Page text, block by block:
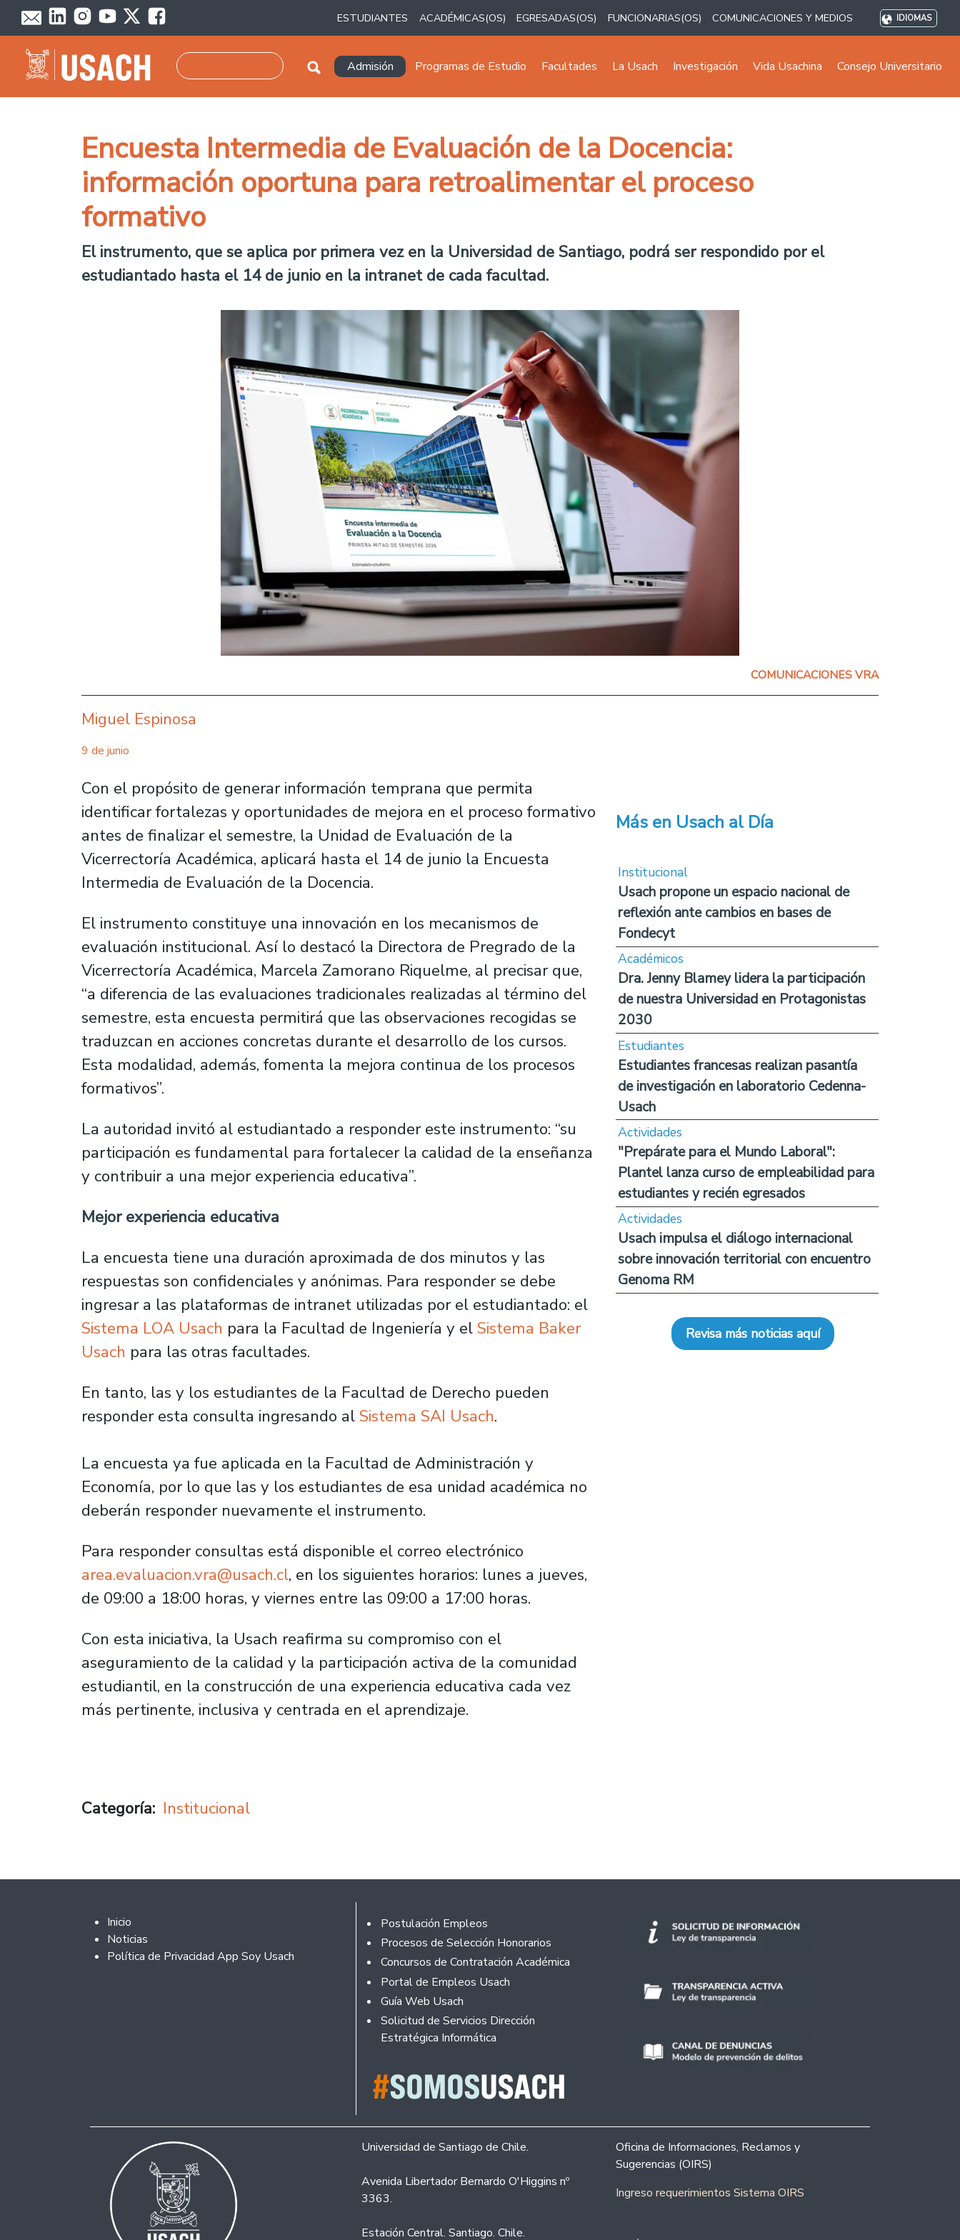
Pasar al contenido principal
ESTUDIANTES ACADÉMICAS(OS) EGRESADAS(OS) FUNCIONARIAS(OS) COMUNICACIONES Y MEDIOS IDIOMAS
Navegación principal
Admisión Programas de Estudio Facultades La Usach Investigación Vida Usachina Consejo Universitario
Encuesta Intermedia de Evaluación de la Docencia:
información oportuna para retroalimentar el proceso
formativo
El instrumento, que se aplica por primera vez en la Universidad de Santiago, podrá ser respondido por el
estudiantado hasta el 14 de junio en la intranet de cada facultad.
COMUNICACIONES VRA
Miguel Espinosa
9 de junio
Con el propósito de generar información temprana que permita
identificar fortalezas y oportunidades de mejora en el proceso formativo
antes de finalizar el semestre, la Unidad de Evaluación de la
Vicerrectoría Académica, aplicará hasta el 14 de junio la Encuesta
Intermedia de Evaluación de la Docencia.
El instrumento constituye una innovación en los mecanismos de
evaluación institucional. Así lo destacó la Directora de Pregrado de la
Vicerrectoría Académica, Marcela Zamorano Riquelme, al precisar que,
“a diferencia de las evaluaciones tradicionales realizadas al término del
semestre, esta encuesta permitirá que las observaciones recogidas se
traduzcan en acciones concretas durante el desarrollo de los cursos.
Esta modalidad, además, fomenta la mejora continua de los procesos
formativos”.
La autoridad invitó al estudiantado a responder este instrumento: “su
participación es fundamental para fortalecer la calidad de la enseñanza
y contribuir a una mejor experiencia educativa”.
Mejor experiencia educativa
La encuesta tiene una duración aproximada de dos minutos y las
respuestas son confidenciales y anónimas. Para responder se debe
ingresar a las plataformas de intranet utilizadas por el estudiantado: el
Sistema LOA Usach para la Facultad de Ingeniería y elSistema Baker
Usach para las otras facultades.
En tanto, las y los estudiantes de la Facultad de Derecho pueden
responder esta consulta ingresando alSistema SAI Usach.
La encuesta ya fue aplicada en la Facultad de Administración y
Economía, por lo que las y los estudiantes de esa unidad académica no
deberán responder nuevamente el instrumento.
Para responder consultas está disponible el correo electrónico
area.evaluacion.vra@usach.cl, en los siguientes horarios: lunes a jueves,
de 09:00 a 18:00 horas, y viernes entre las 09:00 a 17:00 horas.
Con esta iniciativa, la Usach reafirma su compromiso con el
aseguramiento de la calidad y la participación activa de la comunidad
estudiantil, en la construcción de una experiencia educativa cada vez
más pertinente, inclusiva y centrada en el aprendizaje.
Categoría Institucional
Más en Usach al Día
Institucional
Usach propone un espacio nacional de
reflexión ante cambios en bases de
Fondecyt
Académicos
Dra. Jenny Blamey lidera la participación
de nuestra Universidad en Protagonistas
2030
Estudiantes
Estudiantes francesas realizan pasantía
de investigación en laboratorio Cedenna-
Usach
Actividades
"Prepárate para el Mundo Laboral":
Plantel lanza curso de empleabilidad para
estudiantes y recién egresados
Actividades
Usach impulsa el diálogo internacional
sobre innovación territorial con encuentro
Genoma RM
Revisa más noticias aquí
Footer 2
Inicio
Noticias
Política de Privacidad App Soy Usach
Footer
Postulación Empleos
Procesos de Selección Honorarios
Concursos de Contratación Académica
Portal de Empleos Usach
Guía Web Usach
Solicitud de Servicios Dirección
Estratégica Informática
Universidad de Santiago de Chile.
Avenida Libertador Bernardo O'Higgins nº
3363.
Estación Central. Santiago. Chile.
Oficina de Informaciones, Reclamos y
Sugerencias (OIRS)
Ingreso requerimientos Sistema OIRS